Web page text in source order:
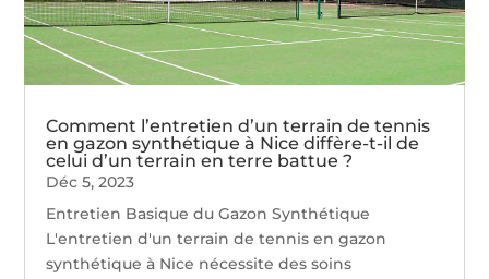
Comment l’entretien d’un terrain de tennis
en gazon synthétique à Nice diffère-t-il de
celui d’un terrain en terre battue ?
Déc 5, 2023
Entretien Basique du Gazon Synthétique
L'entretien d'un terrain de tennis en gazon
synthétique à Nice nécessite des soins